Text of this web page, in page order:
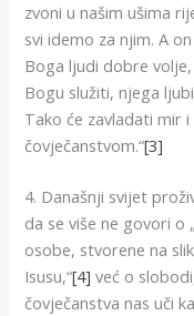
zvoni u našim ušima
svi idemo za njim. A
Boga ljudi dobre
Bogu služiti, njega
Tako će zavladati mir
čovječanstvom.“[3]
4. Današnji svijet
da se više ne govori
osobe, stvorene na
Isusu,“[4] već o
čovječanstva nas uči